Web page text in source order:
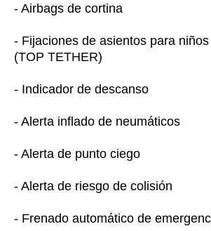
- Airbags de cortina
- Fijaciones de asientos para
(TOP TETHER)
- Indicador de descanso
- Alerta inflado de neumáticos
- Alerta de punto ciego
- Alerta de riesgo de colisión
- Frenado automático de